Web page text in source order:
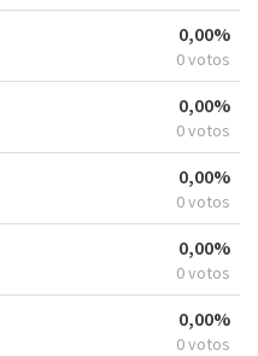
0,00%
0 votos
0,00%
0 votos
0,00%
0 votos
0,00%
0 votos
0,00%
0 votos